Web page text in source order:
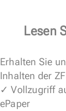
Lesen
Erhalten Sie
Inhalten der
✓ Vollzugriff
ePaper